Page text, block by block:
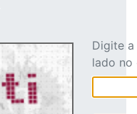
Digite
lado no